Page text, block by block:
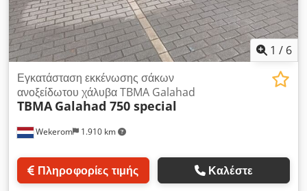
1 / 6
Wekerom 1.910 km
Εγκατάσταση εκκένωσης σάκων
ανοξείδωτου χάλυβα TBMA Galahad
TBMA Galahad 750 special
Πληροφορίες τιμής Καλέστε